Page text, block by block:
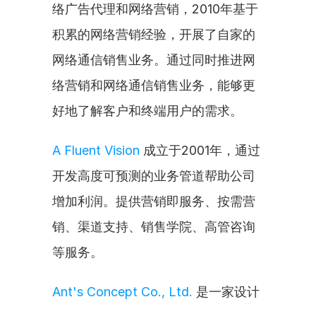
络广告代理和网络营销，2010年基于
积累的网络营销经验，开展了自家的
网络通信销售业务。通过同时推进网
络营销和网络通信销售业务，能够更
好地了解客户和终端用户的需求。
A Fluent Vision 成立于2001年，通过
开发高度可预测的业务管道帮助公司
增加利润。提供营销即服务、按需营
销、渠道支持、销售学院、高管咨询
等服务。
Ant's Concept Co., Ltd. 是一家设计